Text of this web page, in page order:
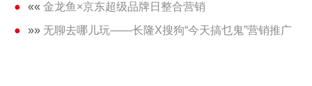
«« 金龙鱼×京东超级品牌日整合营销
»» 无聊去哪儿玩——长隆X搜狗“今天搞乜鬼”营销推广